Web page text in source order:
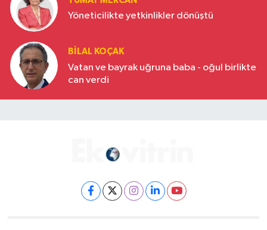
Yöneticilikte yetkinlikler dönüştü
BILAL KOÇAK
Vatan ve bayrak uğruna baba - oğul birlikte
can verdi